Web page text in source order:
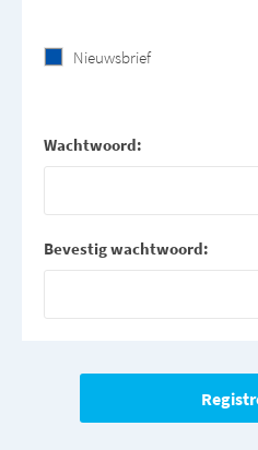
Nieuwsbrief
Wachtwoord:
Bevestig wachtwoord: